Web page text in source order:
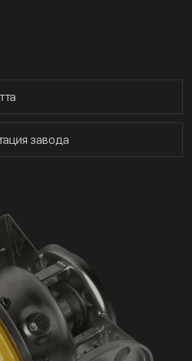
завода